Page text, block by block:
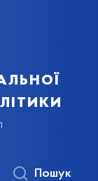
Пошук